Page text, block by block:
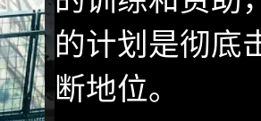
的计划是彻底
断地位。